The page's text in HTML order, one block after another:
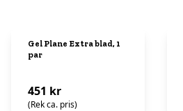
Gel Plane Extra blad, 1
par
451 kr
(Rek ca. pris)